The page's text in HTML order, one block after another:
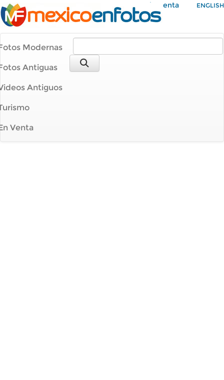
Mi Cuenta ENGLISH
Modernas
Antiguas
Antiguos
Venta